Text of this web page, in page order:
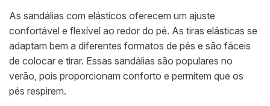
As sandálias com elásticos oferecem um ajuste
confortável e flexível ao redor do pé. As tiras elásticas se
adaptam bem a diferentes formatos de pés e são fáceis
de colocar e tirar. Essas sandálias são populares no
verão, pois proporcionam conforto e permitem que os
pés respirem.